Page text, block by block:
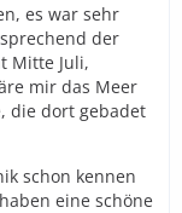
es war sehr
der
Mitte Juli,
mir das Meer
die dort gebadet
schon kennen
eine schöne